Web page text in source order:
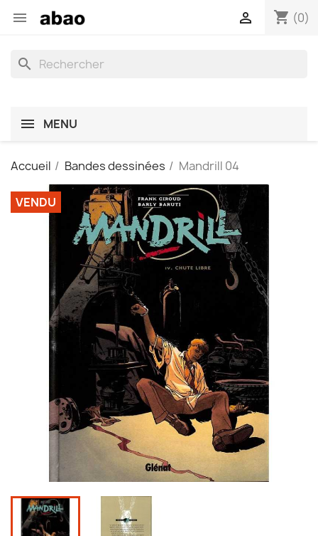
 shopping_cart (0)

search
MENU
Accueil Bandes dessinées Mandrill 04
VENDU